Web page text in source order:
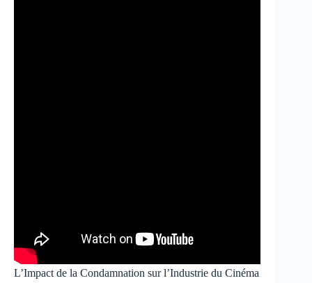
L’Impact de la Condamnation sur l’Industrie du Cinéma